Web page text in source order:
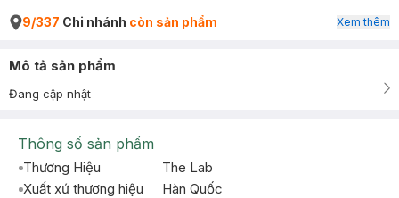
9/337 Chi nhánh còn sản phẩm Xem thêm
Mô tả sản phẩm
Đang cập nhật
Thông số sản phẩm
Thương Hiệu
The Lab
Xuất xứ thương hiệu
Hàn Quốc